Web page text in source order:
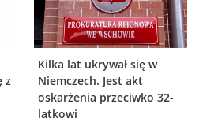
z
Kilka lat ukrywał się w
Niemczech. Jest akt
oskarżenia przeciwko 32-
latkowi